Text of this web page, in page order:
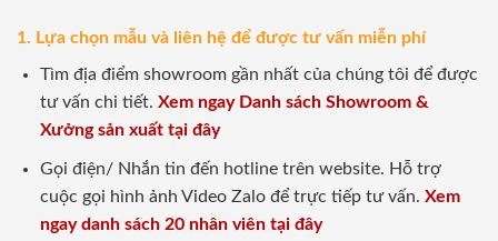
1. Lựa chọn mẫu và liên hệ để được tư vấn miễn phí
Tìm địa điểm showroom gần nhất của chúng tôi để được
tư vấn chi tiết. Xem ngay Danh sách Showroom &
Xưởng sản xuất tại đây
Gọi điện/ Nhắn tin đến hotline trên website. Hỗ trợ
cuộc gọi hình ảnh Video Zalo để trực tiếp tư vấn. Xem
ngay danh sách 20 nhân viên tại đây